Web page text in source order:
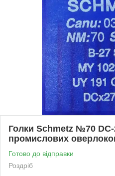
Голки Schmetz №70
промислових
Готово до відправки
Роздріб